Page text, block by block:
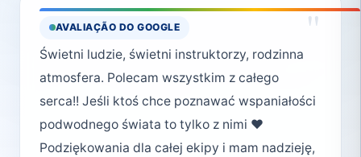
AVALIAÇÃO DO GOOGLE "
Świetni ludzie, świetni instruktorzy, rodzinna
atmosfera. Polecam wszystkim z całego
serca!! Jeśli ktoś chce poznawać wspaniałości
podwodnego świata to tylko z nimi ❤️
Podziękowania dla całej ekipy i mam nadzieję,